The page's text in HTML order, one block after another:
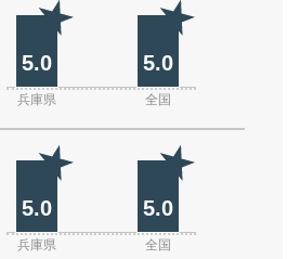
5.0 5.0
兵庫県 全国
5.0 5.0
兵庫県 全国